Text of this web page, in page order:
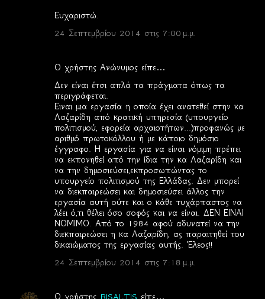
Ευχαριστώ.
24 Σεπτεμβρίου 2014 στις 7:00 μ.μ.
Ο χρήστης Ανώνυμος είπε…
Δεν είναι έτσι απλά τα πράγματα όπως τα
περιγράφεται.
Ειναι μια εργασία η οποία έχει ανατεθεί στην κα
Λαζαρίδη από κρατική υπηρεσία (υπουργείο
πολιτισμού, εφορεία αρχαιοτήτων...)προφανώς με
αριθμό πρωτοκόλλου ή με κάποιο δημόσιο
έγγραφο. Η εργασία για να είναι νόμιμη πρέπει
να εκπονηθεί από την ίδια την κα Λαζαρίδη και
να την δημοσιεύσει,εκπροσωπώντας το
υπουργείο πολιτισμού της Ελλάδας. Δεν μπορεί
να διεκπαιρεώσει και δημοσιεύσει άλλος την
εργασία αυτή ούτε και ο κάθε τυχάρπαστος να
λέει ό,τι θέλει όσο σοφός και να είναι. ΔΕΝ ΕΙΝΑΙ
ΝΟΜΙΜΟ. Από το 1984 αφού αδυνατεί να την
διεκπαιρεώσει η κα Λαζαρίδη, ας παραιτηθεί του
δικαιώματος της εργασίας αυτής. Έλεος!!
24 Σεπτεμβρίου 2014 στις 7:18 μ.μ.
Ο χρήστης BISALTIS είπε…